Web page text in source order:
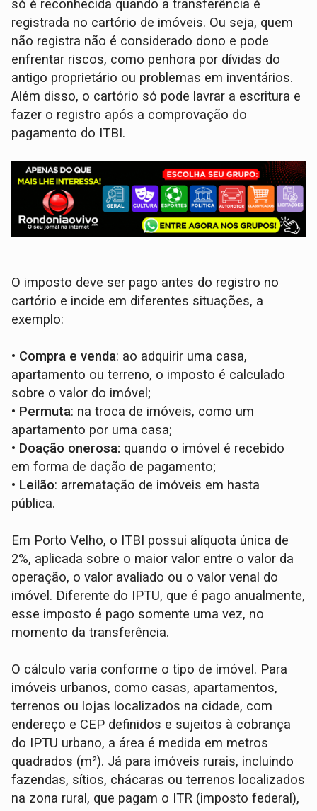
só é reconhecida quando a transferência é
registrada no cartório de imóveis. Ou seja, quem
não registra não é considerado dono e pode
enfrentar riscos, como penhora por dívidas do
antigo proprietário ou problemas em inventários.
Além disso, o cartório só pode lavrar a escritura e
fazer o registro após a comprovação do
pagamento do ITBI.
O imposto deve ser pago antes do registro no
cartório e incide em diferentes situações, a
exemplo:
• Compra e venda: ao adquirir uma casa,
apartamento ou terreno, o imposto é calculado
sobre o valor do imóvel;
• Permuta: na troca de imóveis, como um
apartamento por uma casa;
• Doação onerosa: quando o imóvel é recebido
em forma de dação de pagamento;
• Leilão: arrematação de imóveis em hasta
pública.
Em Porto Velho, o ITBI possui alíquota única de
2%, aplicada sobre o maior valor entre o valor da
operação, o valor avaliado ou o valor venal do
imóvel. Diferente do IPTU, que é pago anualmente,
esse imposto é pago somente uma vez, no
momento da transferência.
O cálculo varia conforme o tipo de imóvel. Para
imóveis urbanos, como casas, apartamentos,
terrenos ou lojas localizados na cidade, com
endereço e CEP definidos e sujeitos à cobrança
do IPTU urbano, a área é medida em metros
quadrados (m²). Já para imóveis rurais, incluindo
fazendas, sítios, chácaras ou terrenos localizados
na zona rural, que pagam o ITR (imposto federal),